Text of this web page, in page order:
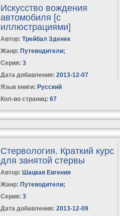
Искусство вождения
автомобиля [с
иллюстрациями]
Автор:Трейбал Зденек
Жанр: Путеводители;
Серия:3
Дата добавления: 2013-12-07
Язык книги: Русский
Кол-во страниц: 67
Стервология. Краткий курс
для занятой стервы
Автор: Шацкая Евгения
Жанр: Путеводители;
Серия:3
Дата добавления: 2013-12-09